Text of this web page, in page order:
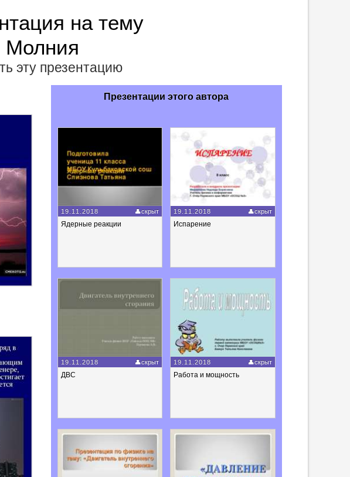
на тему
Молния
эту презентацию
Презентации этого автора
19.11.2018 скрыт
Ядерные реакции
19.11.2018 скрыт
Испарение
19.11.2018 скрыт
ДВС
19.11.2018 скрыт
Работа и мощность